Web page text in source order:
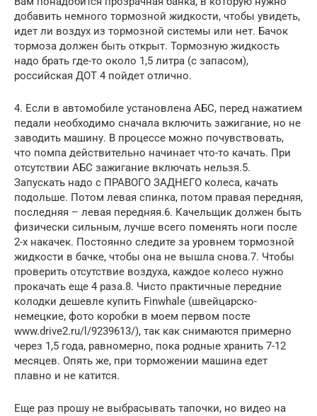
добавить немного тормозной жидкости, чтобы увидеть,
идет ли воздух из тормозной системы или нет. Бачок
тормоза должен быть открыт. Тормозную жидкость
надо брать где-то около 1,5 литра (с запасом),
российская ДОТ 4 пойдет отлично.
4. Если в автомобиле установлена ​​АБС, перед нажатием
педали необходимо сначала включить зажигание, но не
заводить машину. В процессе можно почувствовать,
что помпа действительно начинает что-то качать. При
отсутствии АБС зажигание включать нельзя.5.
Запускать надо с ПРАВОГО ЗАДНЕГО колеса, качать
подольше. Потом левая спинка, потом правая передняя,
​​последняя – левая передняя.6. Качельщик должен быть
физически сильным, лучше всего поменять ноги после
2-х накачек. Постоянно следите за уровнем тормозной
жидкости в бачке, чтобы она не вышла снова.7. Чтобы
проверить отсутствие воздуха, каждое колесо нужно
прокачать еще 4 раза.8. Чисто практичные передние
колодки дешевле купить Finwhale (швейцарско-
немецкие, фото коробки в моем первом посте
www.drive2.ru/l/9239613/), так как снимаются примерно
через 1,5 года, равномерно, пока родные хранить 7-12
месяцев. Опять же, при торможении машина едет
плавно и не катится.
Еще раз прошу не выбрасывать тапочки, но видео на